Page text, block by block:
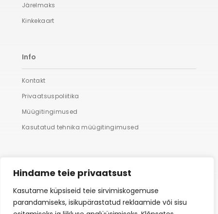
Hindame teie privaatsust
Kasutame küpsiseid teie sirvimiskogemuse
parandamiseks, isikupärastatud reklaamide või sisu
Järelmaks
Kinkekaart
Info
Kontakt
Privaatsuspoliitika
Müügitingimused
Kasutatud tehnika müügitingimused
Suured fotod
Hooldus